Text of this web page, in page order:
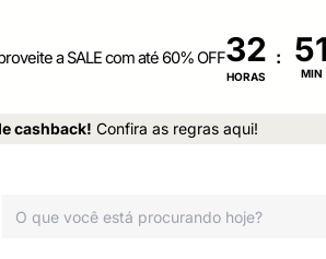
a SALE com até 60% OFF32
HORAS
:
MIN
cashback! Confira as regras aqui!